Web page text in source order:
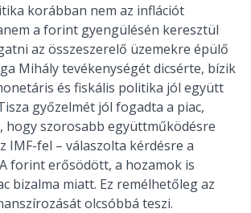
korábban nem az inflációt
a forint gyengülésén keresztül
az összeszerelő üzemekre épülő
Mihály tevékenységét dicsérte, bízik
és fiskális politika jól együtt
győzelmét jól fogadta a piac,
hogy szorosabb együttműködésre
IMF-fel – válaszolta kérdésre a
forint erősödött, a hozamok is
bizalma miatt. Ez remélhetőleg az
olcsóbbá teszi.